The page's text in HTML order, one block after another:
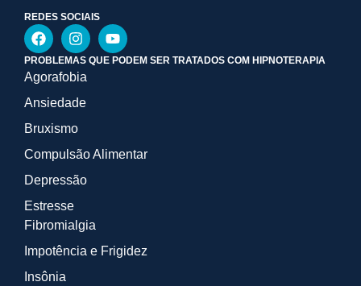
REDES SOCIAIS
PROBLEMAS QUE PODEM SER TRATADOS COM HIPNOTERAPIA
Agorafobia
Ansiedade
Bruxismo
Compulsão Alimentar
Depressão
Estresse
Fibromialgia
Impotência e Frigidez
Insônia